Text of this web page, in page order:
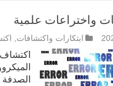
واختراعات علمية
ابتكارات واكتشافات,
الصدفة